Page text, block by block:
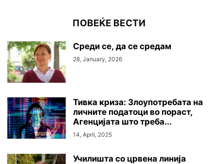
ПОВЕЌЕ ВЕСТИ
Среди се, да се средам
28, January, 2026
Тивка криза: Злоупотребата на
личните податоци во пораст,
Агенцијата што треба...
14, April, 2025
Училишта со црвена линија